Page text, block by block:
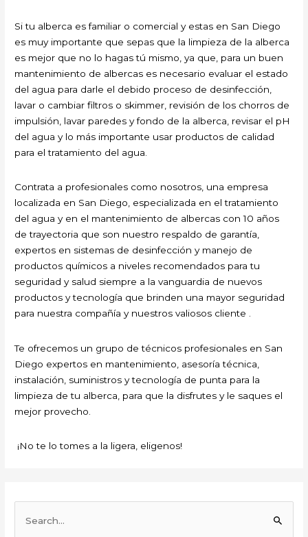
Si tu alberca es familiar o comercial y estas en San Diego
es muy importante que sepas que la limpieza de la alberca
es mejor que no lo hagas tú mismo, ya que, para un buen
mantenimiento de albercas es necesario evaluar el estado
del agua para darle el debido proceso de desinfección,
lavar o cambiar filtros o skimmer, revisión de los chorros de
impulsión, lavar paredes y fondo de la alberca, revisar el pH
del agua y lo más importante usar productos de calidad
para el tratamiento del agua.
Contrata a profesionales como nosotros, una empresa
localizada en San Diego, especializada en el tratamiento
del agua y en el mantenimiento de albercas con 10 años
de trayectoria que son nuestro respaldo de garantía,
expertos en sistemas de desinfección y manejo de
productos químicos a niveles recomendados para tu
seguridad y salud siempre a la vanguardia de nuevos
productos y tecnología que brinden una mayor seguridad
para nuestra compañía y nuestros valiosos cliente .
Te ofrecemos un grupo de técnicos profesionales en San
Diego expertos en mantenimiento, asesoría técnica,
instalación, suministros y tecnología de punta para la
limpieza de tu alberca, para que la disfrutes y le saques el
mejor provecho.
¡No te lo tomes a la ligera, eligenos!